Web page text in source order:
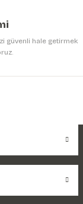
güvenli hale getirmek